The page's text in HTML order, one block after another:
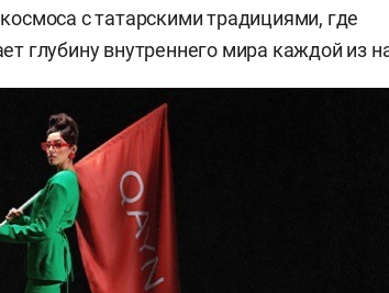
с татарскими традициями, где
глубину внутреннего мира каждой из